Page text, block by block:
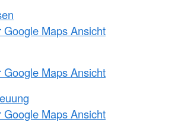
Google Maps Ansicht
Google Maps Ansicht
Google Maps Ansicht